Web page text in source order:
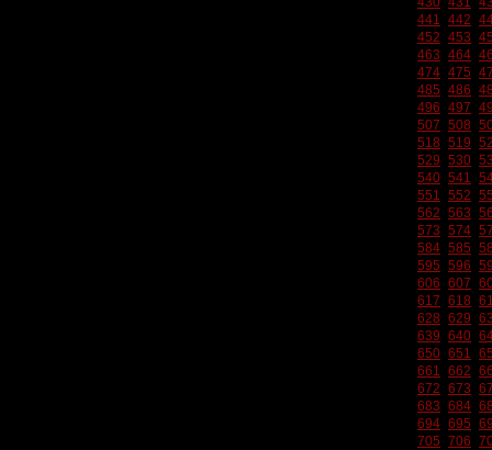
441 442
452 453
463 464
474 475
485 486
496 497
507 508
518 519
529 530
540 541
551 552
562 563
573 574
584 585
595 596
606 607
617 618
628 629
639 640
650 651
661 662
672 673
683 684
694 695
705 706